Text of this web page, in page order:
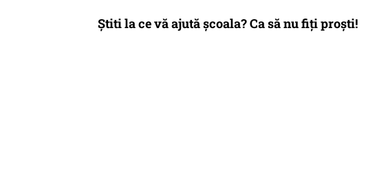
Știti la ce vă ajută școala?Ca să nu fiți proști!